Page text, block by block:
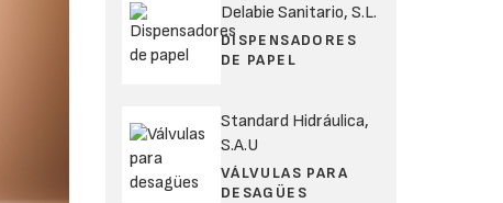
Delabie Sanitario, S.L.
DISPENSADORES
DE PAPEL
Standard Hidráulica,
S.A.U
VÁLVULAS PARA
DESAGÜES